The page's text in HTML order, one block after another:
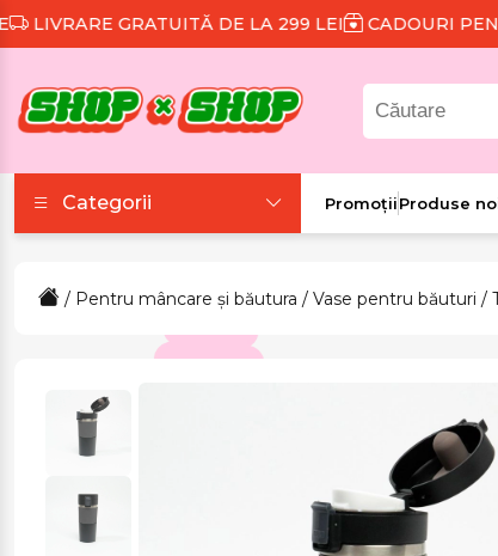
GRATUITĂ DE LA 299 LEI CADOURI PENTRU
Categorii
Colecții tematice
Frumusețe și sănătate
Îmbrăcăminte și
încălțăminte
PromoțiiProduse
/ Pentru mâncare și băutura / Vase pentru băuturi /